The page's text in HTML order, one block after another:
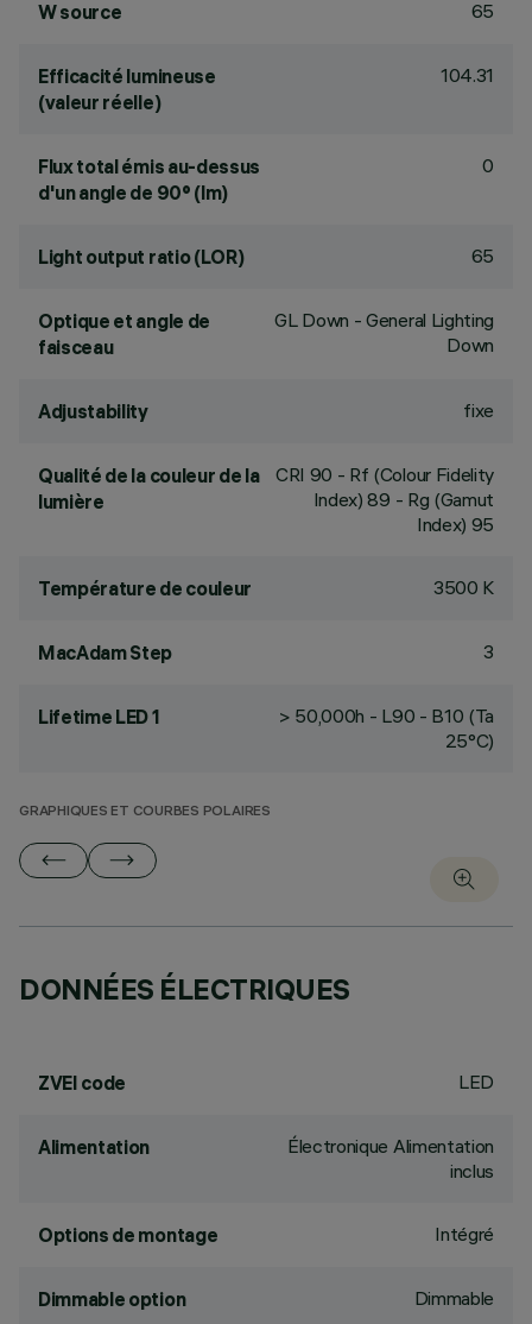
W source 65
Efficacité lumineuse
(valeur réelle)
104.31
Flux total émis au-dessus
d'un angle de 90° (lm)
0
Light output ratio (LOR) 65
Optique et angle de
faisceau
GL Down - General Lighting
Down
Adjustability fixe
Qualité de la couleur de la
lumière
CRI 90 - Rf (Colour Fidelity
Index) 89 - Rg (Gamut
Index) 95
Température de couleur 3500 K
MacAdam Step 3
Lifetime LED 1
> 50,000h - L90 - B10 (Ta
25°C)
GRAPHIQUES ET COURBES POLAIRES
DONNÉES ÉLECTRIQUES
ZVEI code LED
Alimentation
Électronique Alimentation
inclus
Options de montage Intégré
Dimmable option Dimmable